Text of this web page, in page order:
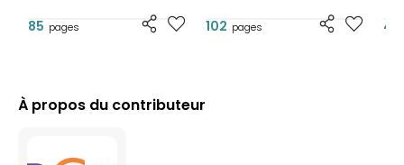
85 pages 102 pages 40
À propos du contributeur